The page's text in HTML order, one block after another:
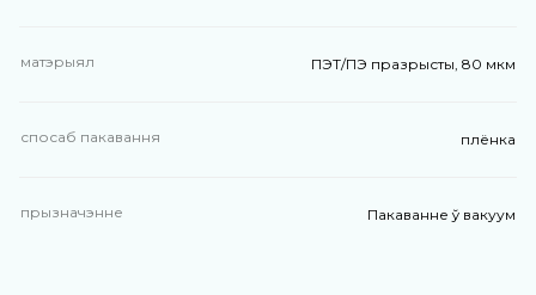
матэрыял ПЭТ/ПЭ празрысты, 80 мкм
спосаб пакавання плёнка
прызначэнне Пакаванне ў вакуум